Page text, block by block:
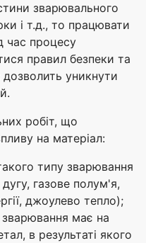
зварювального
і т.д., то працювати
час процесу
правил безпеки та
дозволить уникнути
робіт, що
на матеріал:
типу зварювання
газове полум'я,
джоулево тепло);
має на
в результаті якого